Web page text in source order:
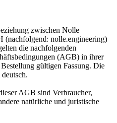
zwischen Nolle
(nachfolgend: nolle.engineering)
die nachfolgenden
(AGB) in ihrer
gültigen Fassung. Die
AGB sind Verbraucher,
natürliche und juristische